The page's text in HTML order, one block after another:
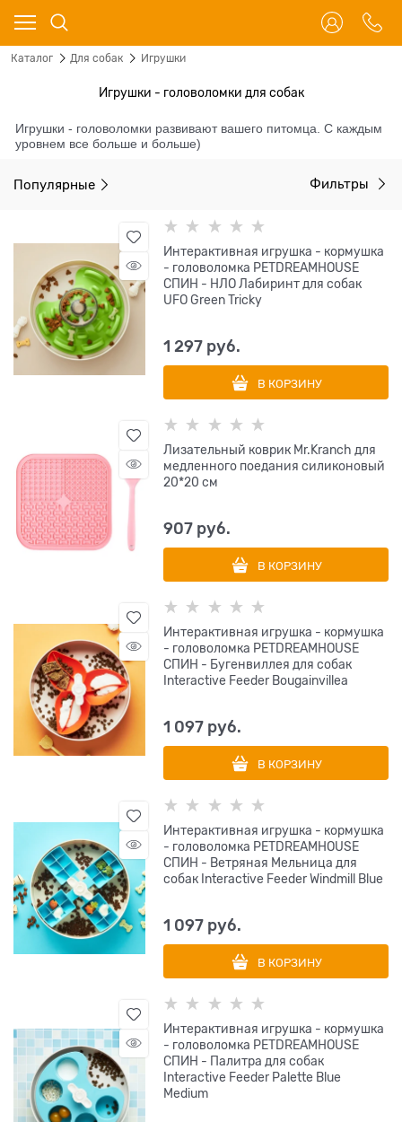
Каталог Для собак Игрушки
Игрушки - головоломки для собак
Игрушки - головоломки развивают вашего питомца. С каждым
уровнем все больше и больше)
Популярные Фильтры
Интерактивная игрушка - кормушка
- головоломка PETDREAMHOUSE
СПИН - НЛО Лабиринт для собак
UFO Green Tricky
1 297 руб.
В КОРЗИНУ
Лизательный коврик Mr.Kranch для
медленного поедания силиконовый
20*20 см
907 руб.
В КОРЗИНУ
Интерактивная игрушка - кормушка
- головоломка PETDREAMHOUSE
СПИН - Бугенвиллея для собак
Interactive Feeder Bougainvillea
1 097 руб.
В КОРЗИНУ
Интерактивная игрушка - кормушка
- головоломка PETDREAMHOUSE
СПИН - Ветряная Мельница для
собак Interactive Feeder Windmill Blue
1 097 руб.
В КОРЗИНУ
Интерактивная игрушка - кормушка
- головоломка PETDREAMHOUSE
СПИН - Палитра для собак
Interactive Feeder Palette Blue
Medium